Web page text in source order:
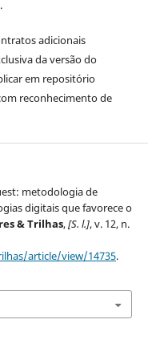
adicionais
da versão do
em repositório
reconhecimento de
metodologia de
digitais que favorece o
& Trilhas,[S. l.], v. 12, n.
article/view/14735.